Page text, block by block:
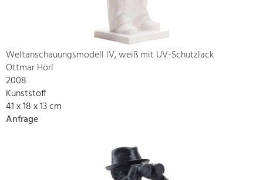
Weltanschauungsmodell IV, weiß mit UV-Schutzlack
Ottmar Hörl
2008
Kunststoff
41 x 18 x 13 cm
Anfrage